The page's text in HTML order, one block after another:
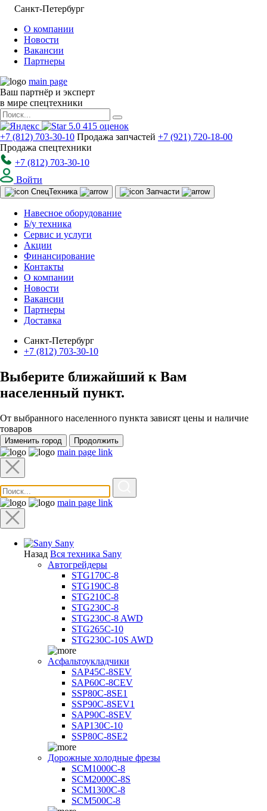
Санкт-Петербург
О компании
Новости
Вакансии
Партнеры
main page
Ваш партнёр и эксперт
в мире спецтехники
5.0 415 оценок
+7 (812) 703-30-10 Продажа запчастей +7 (921) 720-18-00
Продажа спецтехники
+7 (812) 703-30-10
Войти
СпецТехника Запчасти
Навесное оборудование
Б/у техника
Сервис и услуги
Акции
Финансирование
Контакты
О компании
Новости
Вакансии
Партнеры
Доставка
Санкт-Петербург
+7 (812) 703-30-10
Выберите ближайший к Вам
населенный пункт.
От выбранного населенного пункта зависят цены и наличие
товаров
Изменить город Продолжить
main page link
main page link
Sany
Назад Вся техника Sany
Автогрейдеры
STG170C-8
STG190C-8
STG210C-8
STG230C-8
STG230C-8 AWD
STG265C-10
STG230C-10S AWD
Асфальтоукладчики
SAP45С-8SEV
SAP60C-8CEV
SSP80C-8SE1
SSP90C-8SEV1
SAP90C-8SEV
SAP130C-10
SSP80C-8SE2
Дорожные холодные фрезы
SCM1000C-8
SCM2000C-8S
SCM1300C-8
SCM500C-8